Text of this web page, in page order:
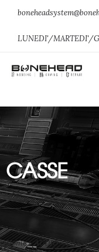
LUNEDI'/MARTEDI'/
CASSE
Home»AUDIO»CASSE